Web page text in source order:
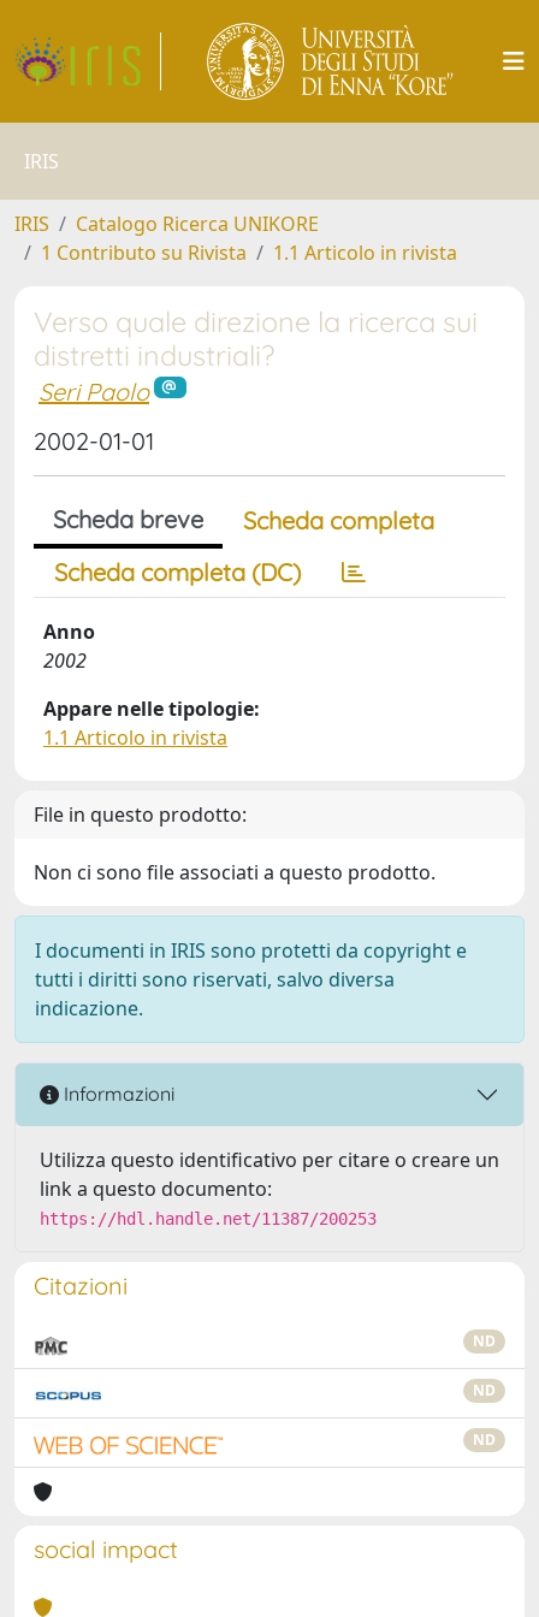
IRIS
IRIS
Catalogo Ricerca UNIKORE
1 Contributo su Rivista
1.1 Articolo in rivista
Verso quale direzione la ricerca sui
distretti industriali?
Seri Paolo
2002-01-01
Scheda breve
Scheda completa
Scheda completa (DC)
Anno
2002
Appare nelle tipologie:
1.1 Articolo in rivista
File in questo prodotto:
Non ci sono file associati a questo prodotto.
I documenti in IRIS sono protetti da copyright e
tutti i diritti sono riservati, salvo diversa
indicazione.
Informazioni
Utilizza questo identificativo per citare o creare un
link a questo documento:
https://hdl.handle.net/11387/200253
Citazioni
ND
ND
ND
social impact